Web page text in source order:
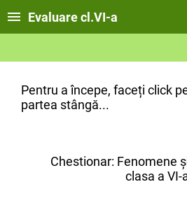
Evaluare cl.VI-a
Pentru a începe, faceți click
partea stângă...
Chestionar: Fenomene
clasa a VI-